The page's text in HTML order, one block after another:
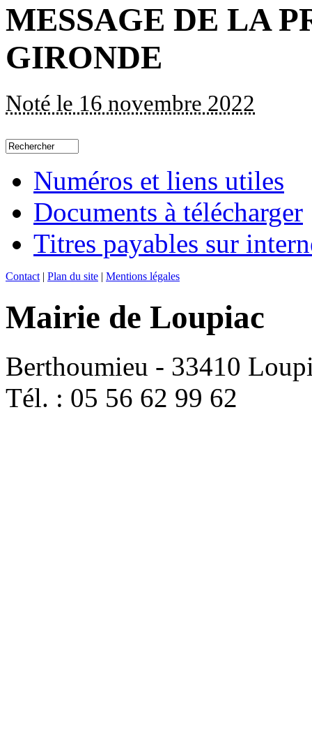
MESSAGE DE LA
GIRONDE
Noté le 16 novembre 2022
Numéros et liens utiles
Documents à télécharger
Titres payables sur
Contact | Plan du site | Mentions légales
Mairie de Loupiac
Berthoumieu - 33410
Tél. : 05 56 62 99 62